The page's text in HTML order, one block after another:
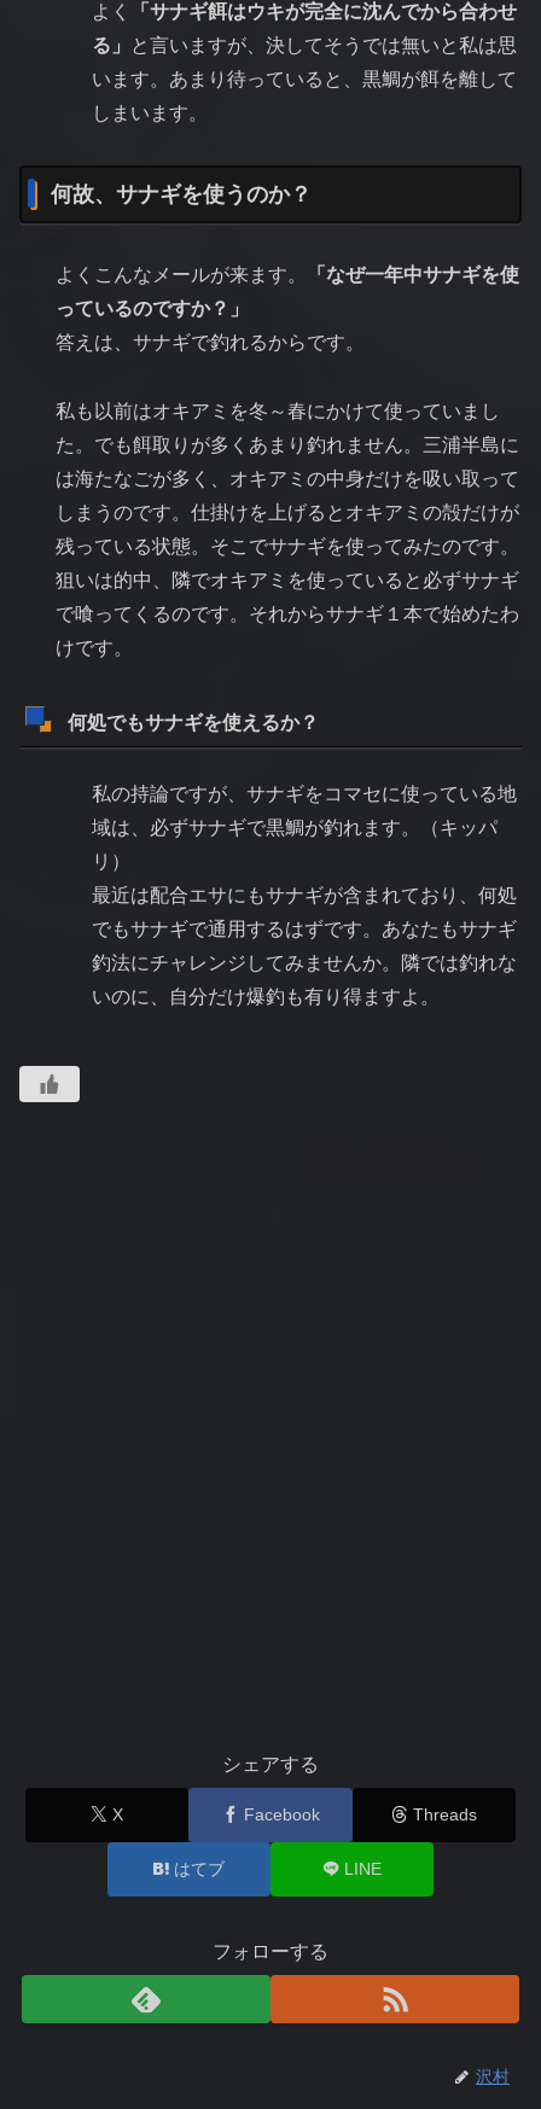
よく
「サナギ餌はウキが完全に沈んでから合わせ
る」
と言いますが、決してそうでは無いと私は思
います。あまり待っていると、黒鯛が餌を離して
しまいます。
何故、サナギを使うのか？
よくこんなメールが来ます。
「なぜ一年中サナギを使
っているのですか？」
答えは、サナギで釣れるからです。
私も以前はオキアミを冬～春にかけて使っていまし
た。でも餌取りが多くあまり釣れません。三浦半島に
は海たなごが多く、オキアミの中身だけを吸い取って
しまうのです。仕掛けを上げるとオキアミの殻だけが
残っている状態。そこでサナギを使ってみたのです。
狙いは的中、隣でオキアミを使っていると必ずサナギ
で喰ってくるのです。それからサナギ１本で始めたわ
けです。
何処でもサナギを使えるか？
私の持論ですが、サナギをコマセに使っている地
域は、必ずサナギで黒鯛が釣れます。（キッパ
リ）
最近は配合エサにもサナギが含まれており、何処
でもサナギで通用するはずです。あなたもサナギ
釣法にチャレンジしてみませんか。隣では釣れな
いのに、自分だけ爆釣も有り得ますよ。
シェアする
X Facebook Threads
はてブ LINE
フォローする
沢村